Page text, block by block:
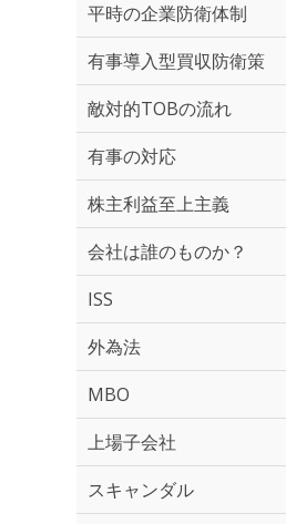
平時の企業防衛体制
有事導入型買収防衛策
敵対的TOBの流れ
有事の対応
株主利益至上主義
会社は誰のものか？
ISS
外為法
MBO
上場子会社
スキャンダル